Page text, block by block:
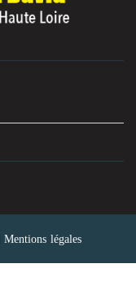
Mentions légales